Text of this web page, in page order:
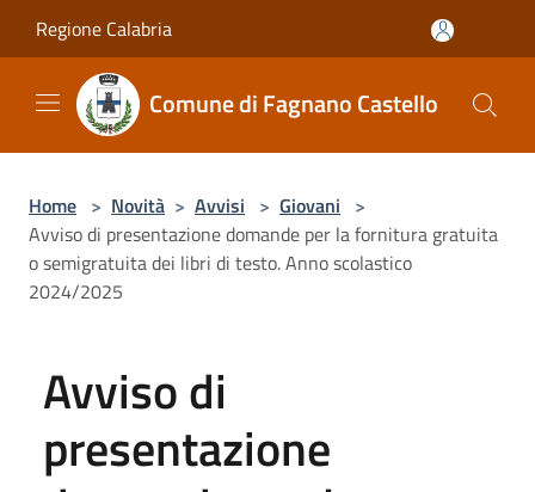
Regione Calabria
Comune di Fagnano Castello
Home > Novità > Avvisi > Giovani >
Avviso di presentazione domande per la fornitura gratuita
o semigratuita dei libri di testo. Anno scolastico
2024/2025
Avviso di
presentazione